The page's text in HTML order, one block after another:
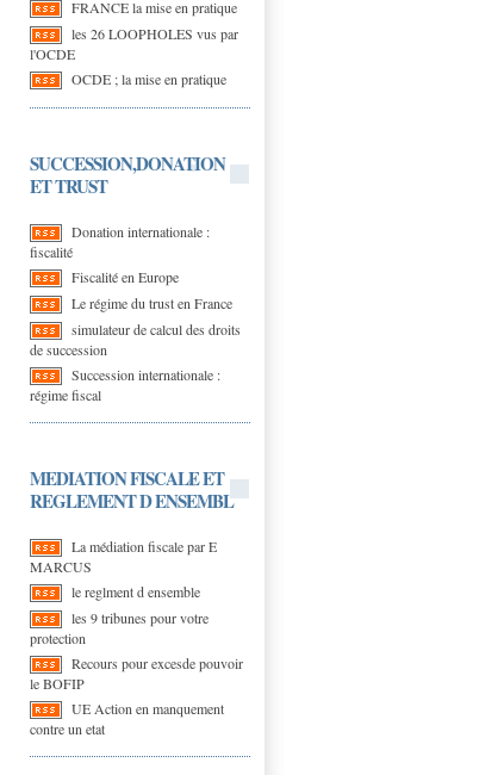
FRANCE la mise en pratique
les 26 LOOPHOLES vus par
l'OCDE
OCDE ; la mise en pratique
SUCCESSION,DONATION
ET TRUST
Donation internationale :
fiscalité
Fiscalité en Europe
Le régime du trust en France
simulateur de calcul des droits
de succession
Succession internationale :
régime fiscal
MEDIATION FISCALE ET
REGLEMENT D ENSEMBL
La médiation fiscale par E
MARCUS
le reglment d ensemble
les 9 tribunes pour votre
protection
Recours pour excesde pouvoir
le BOFIP
UE Action en manquement
contre un etat